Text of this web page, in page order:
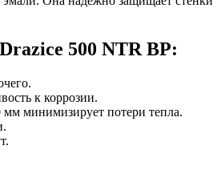
500 NTR BP:
к коррозии.
минимизирует потери тепла.